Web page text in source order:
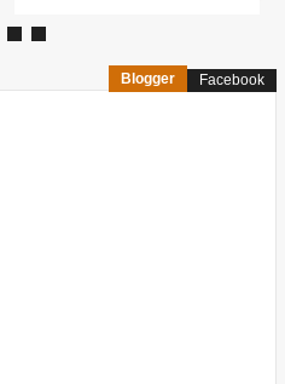
Blogger Facebook